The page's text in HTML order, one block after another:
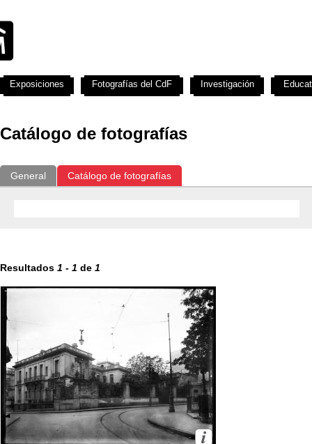
Catálogo de fotografías
General Catálogo de fotografías
Resultados 1 - 1 de 1
Exposiciones Fotografías del CdF Investigación